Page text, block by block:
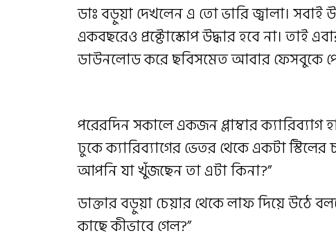
ডাঃ বড়ুয়া দেখলেন এ তো ভারি জ্বালা।
একবছরেও প্রক্টোস্কোপ উদ্ধার হবে না। তাই
ডাউনলোড করে ছবিসমেত আবার ফেসবুকে
পরেরদিন সকালে একজন প্লাম্বার ক্যারিব্যাগ
ঢুকে ক্যারিব্যাগের ভেতর থেকে একটা
আপনি যা খুঁজছেন তা এটা কিনা?”
ডাক্তার বড়ুয়া চেয়ার থেকে লাফ দিয়ে উঠে
কাছে কীভাবে গেল?”